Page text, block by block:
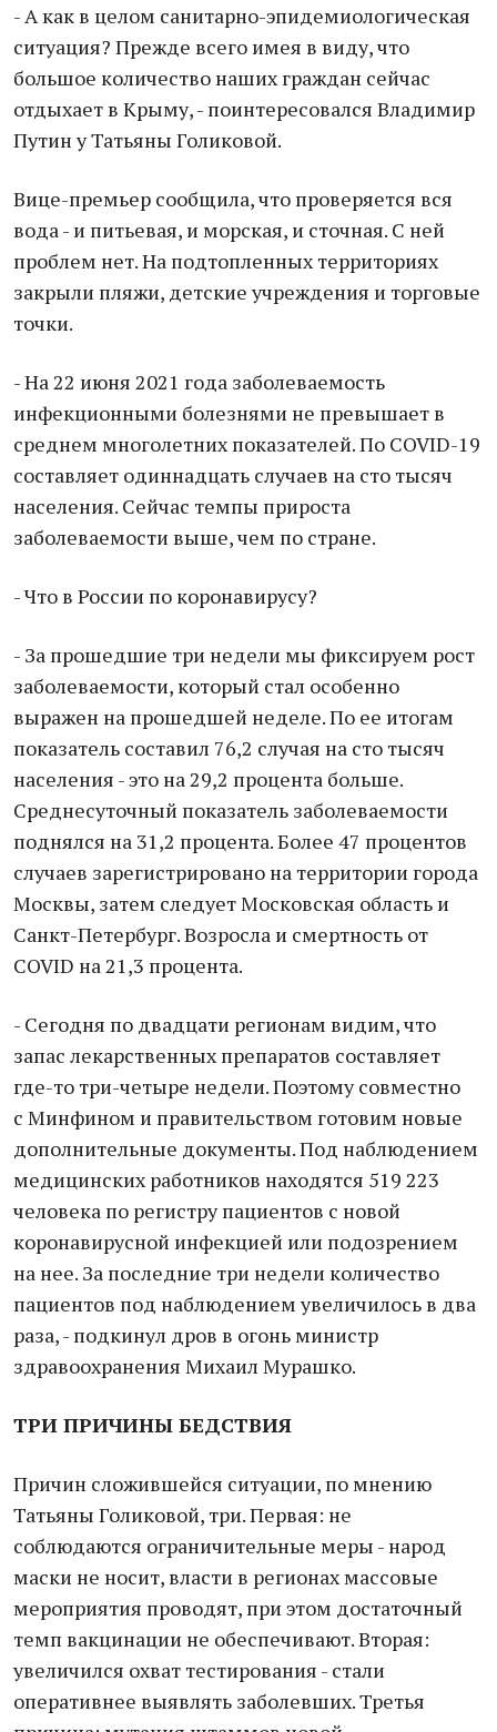
- А как в целом санитарно-эпидемиологическая
ситуация? Прежде всего имея в виду, что
большое количество наших граждан сейчас
отдыхает в Крыму, - поинтересовался Владимир
Путин у Татьяны Голиковой.
Вице-премьер сообщила, что проверяется вся
вода - и питьевая, и морская, и сточная. С ней
проблем нет. На подтопленных территориях
закрыли пляжи, детские учреждения и торговые
точки.
- На 22 июня 2021 года заболеваемость
инфекционными болезнями не превышает в
среднем многолетних показателей. По COVID-19
составляет одиннадцать случаев на сто тысяч
населения. Сейчас темпы прироста
заболеваемости выше, чем по стране.
- Что в России по коронавирусу?
- За прошедшие три недели мы фиксируем рост
заболеваемости, который стал особенно
выражен на прошедшей неделе. По ее итогам
показатель составил 76,2 случая на сто тысяч
населения - это на 29,2 процента больше.
Среднесуточный показатель заболеваемости
поднялся на 31,2 процента. Более 47 процентов
случаев зарегистрировано на территории города
Москвы, затем следует Московская область и
Санкт-Петербург. Возросла и смертность от
COVID на 21,3 процента.
- Сегодня по двадцати регионам видим, что
запас лекарственных препаратов составляет
где-то три-четыре недели. Поэтому совместно
с Минфином и правительством готовим новые
дополнительные документы. Под наблюдением
медицинских работников находятся 519 223
человека по регистру пациентов с новой
коронавирусной инфекцией или подозрением
на нее. За последние три недели количество
пациентов под наблюдением увеличилось в два
раза, - подкинул дров в огонь министр
здравоохранения Михаил Мурашко.
ТРИ ПРИЧИНЫ БЕДСТВИЯ
Причин сложившейся ситуации, по мнению
Татьяны Голиковой, три. Первая: не
соблюдаются ограничительные меры - народ
маски не носит, власти в регионах массовые
мероприятия проводят, при этом достаточный
темп вакцинации не обеспечивают. Вторая:
увеличился охват тестирования - стали
оперативнее выявлять заболевших. Третья